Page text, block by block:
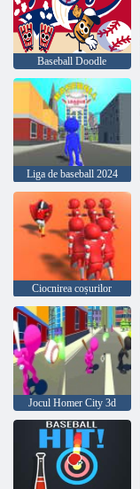
Baseball Doodle
Liga de baseball 2024
Ciocnirea coșurilor
Jocul Homer City 3d